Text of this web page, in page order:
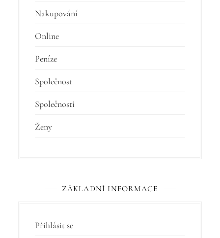
Nakupování
Online
Peníze
Společnost
Společnosti
Ženy
ZÁKLADNÍ INFORMACE
Přihlásit se